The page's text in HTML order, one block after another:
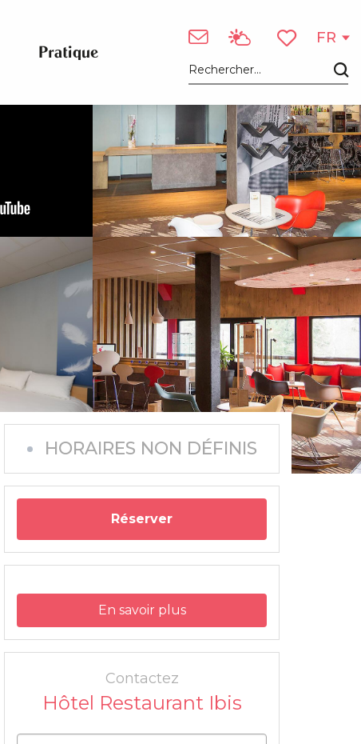
Recherche
FR
Pratique
Voir les photos (9)
HORAIRES NON DÉFINIS
Réserver
En savoir plus
Contactez
Hôtel Restaurant Ibis